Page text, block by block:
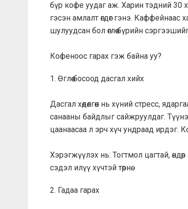
бүр кофе уудаг аж. Харин тэдний 30
гэсэн амлалт өгдөг гэнэ.
шулуудсан бол өглөө бүрийн
Кофеноос гарах гэж байна уу?
1. Өглөө босоод дасгал хийх
Дасгал хөдөлгөөн нь хүний стресс,
санааны байдлыг сайжруулдаг.
цаанаасаа л эрч хүч ундраад ирдэг.
Хэрэгжүүлэх нь: Тогтмол цагтай, өндөр
сэдэл илүү хүчтэй төрнө.
2. Гадаа гарах